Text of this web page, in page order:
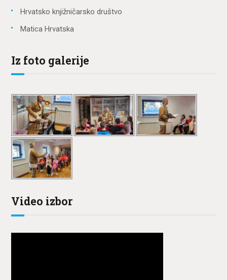
Hrvatsko knjižničarsko društvo
Matica Hrvatska
Iz foto galerije
Video izbor